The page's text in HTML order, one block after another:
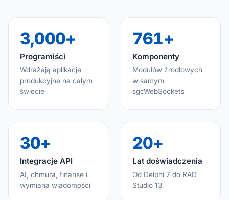
3,000+
Programiści
Wdrażają aplikacje
produkcyjne na całym
świecie
761+
Komponenty
Modułów źródłowych
w samym
sgcWebSockets
30+
Integracje API
AI, chmura, finanse i
wymiana wiadomości
20+
Lat doświadczenia
Od Delphi 7 do RAD
Studio 13